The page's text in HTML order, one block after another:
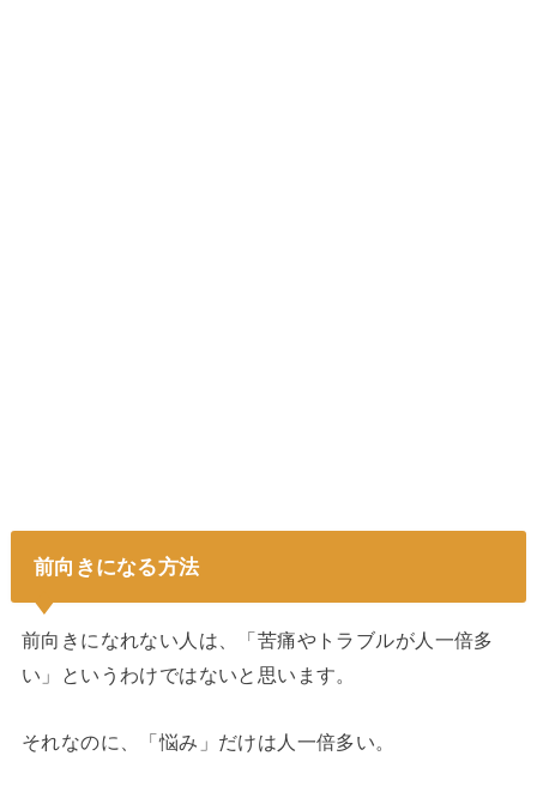
前向きになる方法
前向きになれない人は、「苦痛やトラブルが人一倍多
い」というわけではないと思います。
それなのに、「悩み」だけは人一倍多い。